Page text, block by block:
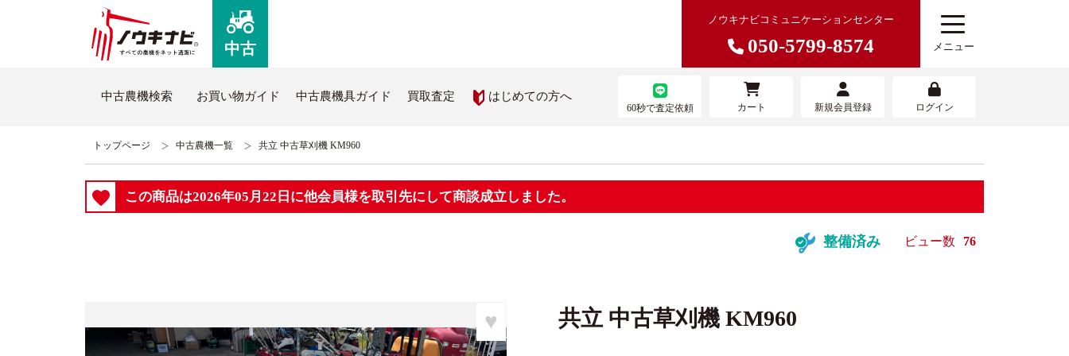
中古
ノウキナビコミュニケーションセンター
050-5799-8574 メニュー
ノウキナビについて
はじめての方へ
新品農機を買いたい
新品農機検索
部品を取り寄せたい
農機メーカー純正パーツ取り寄せサービ
ス
農機を売りたい
中古農機検索 お買い物ガイド 中古農機具ガイド 買取査定 はじめての方へ
60秒で査定依頼 カート 新規会員登録 ログイン
トップページ 中古農機一覧 共立 中古草刈機 KM960
この商品は2026年05月22日に他会員様を取引先にして商談成立しました。
整備済み ビュー数 76
♥ 共立 中古草刈機 KM960